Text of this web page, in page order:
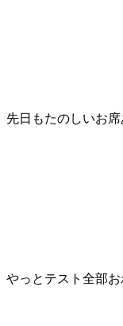
先日もたのしいお
やっとテスト全部